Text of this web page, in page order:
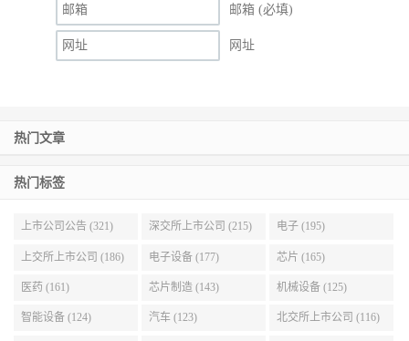
邮箱 (必填)
网址
热门文章
热门标签
上市公司公告 (321) 深交所上市公司 (215) 电子 (195)
上交所上市公司 (186) 电子设备 (177) 芯片 (165)
医药 (161) 芯片制造 (143) 机械设备 (125)
智能设备 (124) 汽车 (123) 北交所上市公司 (116)